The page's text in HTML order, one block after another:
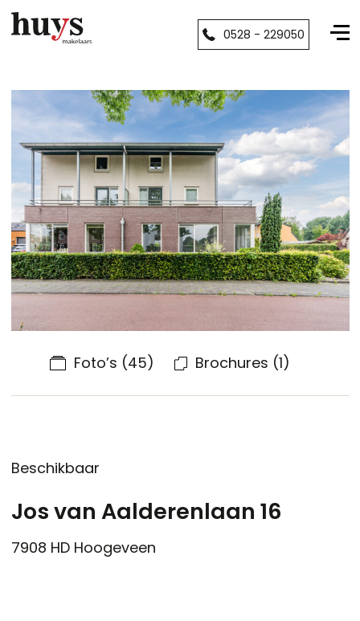
0528 - 229050
Foto’s (45) Brochures (1)
Beschikbaar
Jos van Aalderenlaan 16
7908 HDHoogeveen